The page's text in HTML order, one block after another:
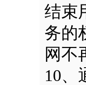
结束
务的
网不
10、